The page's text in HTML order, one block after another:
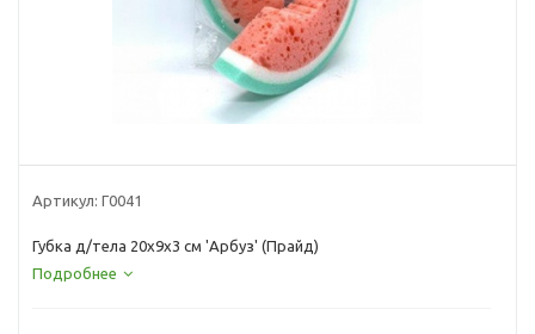
Артикул: Г0041
Губка д/тела 20х9х3 см 'Арбуз' (Прайд)
Подробнее